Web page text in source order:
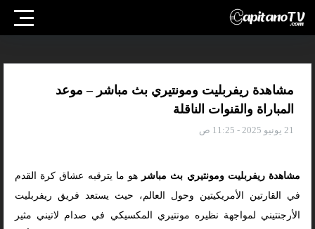
مشاهدة ريفربليت ومونتيري بث مباشر – موعد
المباراة والقنوات الناقلة
21 يونيو 2025 - 11:25 ص
مشاهدة ريفربليت ومونتيري بث مباشر هو ما يترقبه عشاق كرة القدم
في القارتين الأمريكيتين وحول العالم، حيث يستعد فريق ريفربليت
الأرجنتيني لمواجهة نظيره مونتيري المكسيكي في صدام لاتيني مثير